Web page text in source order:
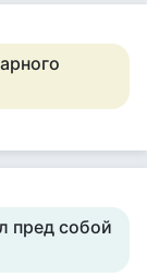
пред собой